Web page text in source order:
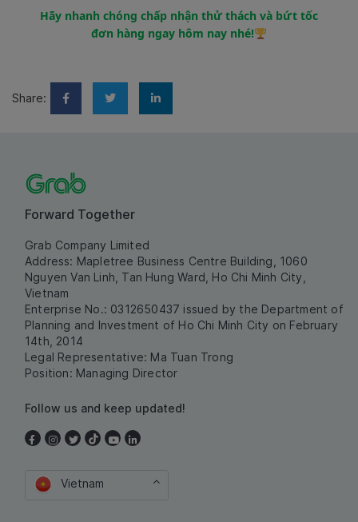
Hãy nhanh chóng chấp nhận thử thách và bứt tốc
đơn hàng ngay hôm nay nhé!
Share:
Forward Together
Grab Company Limited
Address: Mapletree Business Centre Building, 1060
Nguyen Van Linh, Tan Hung Ward, Ho Chi Minh City,
Vietnam
Enterprise No.: 0312650437 issued by the Department of
Planning and Investment of Ho Chi Minh City on February
14th, 2014
Legal Representative: Ma Tuan Trong
Position: Managing Director
Follow us and keep updated!
Vietnam